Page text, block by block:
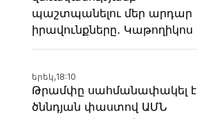
պաշտպանելու մեր արդար
իրավունքները․ Կաթողիկոս
երեկ,18:10
Թրամփը սահմանափակել է
ծննդյան փաստով ԱՄՆ